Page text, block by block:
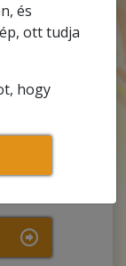
és
ott tudja
hogy
either
failed
not